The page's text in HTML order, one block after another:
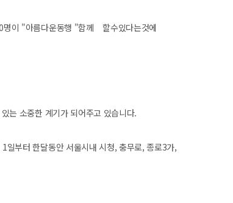
명이 "아름다운동행 "함께 할수있다는것에
는 소중한 계기가 되어주고 있습니다.
일부터 한달동안 서울시내 시청, 충무로, 종로3가,